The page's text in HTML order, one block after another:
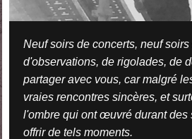
Neuf soirs de concerts, neuf
d'observations, de rigolades, de
partager avec vous, car malgré
vraies rencontres sincères, et
l'ombre qui ont œuvré durant des
offrir de tels moments.